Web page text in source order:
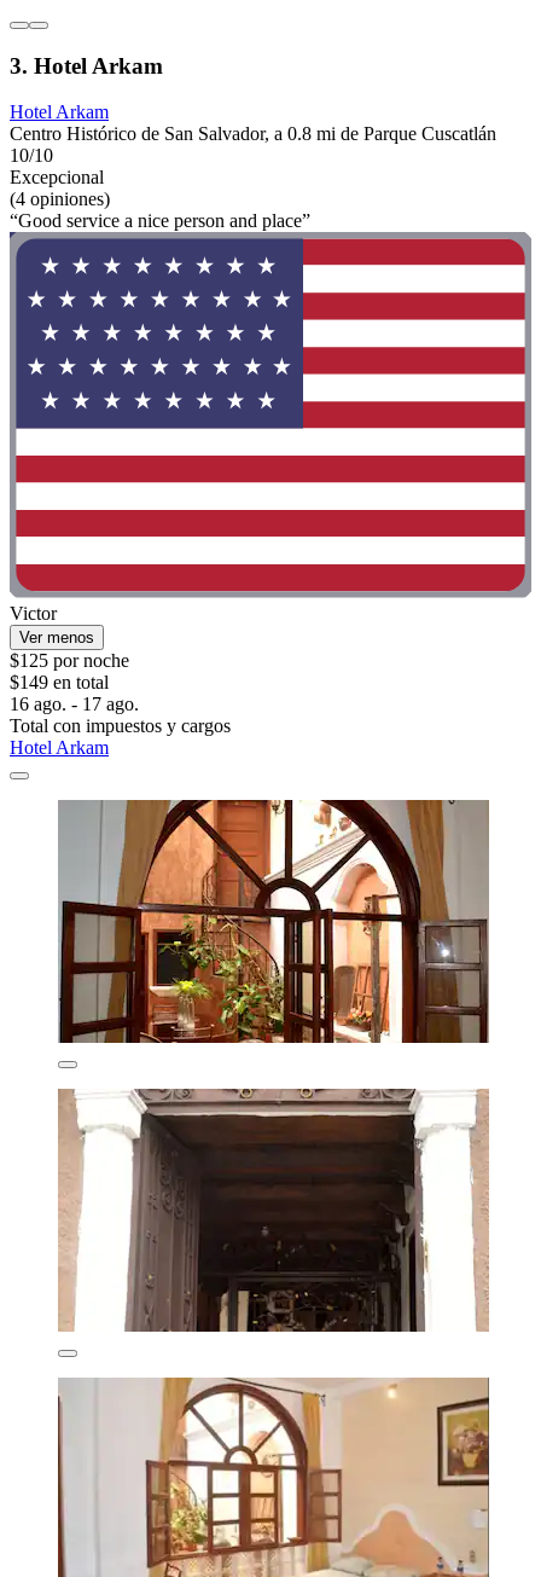
3. Hotel Arkam
Hotel Arkam
Centro Histórico de San Salvador, a 0.8 mi de Parque Cuscatlán
10/10
Excepcional
(4 opiniones)
“Good service a nice person and place”
Victor
Ver menos
$125 por noche
$149 en total
16 ago. - 17 ago.
Total con impuestos y cargos
Hotel Arkam